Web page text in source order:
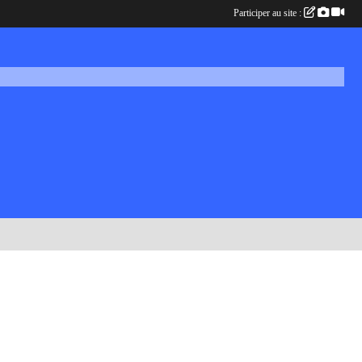
Participer au site :